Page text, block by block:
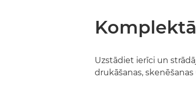
Uzstādiet ierīci un
drukāšanas,